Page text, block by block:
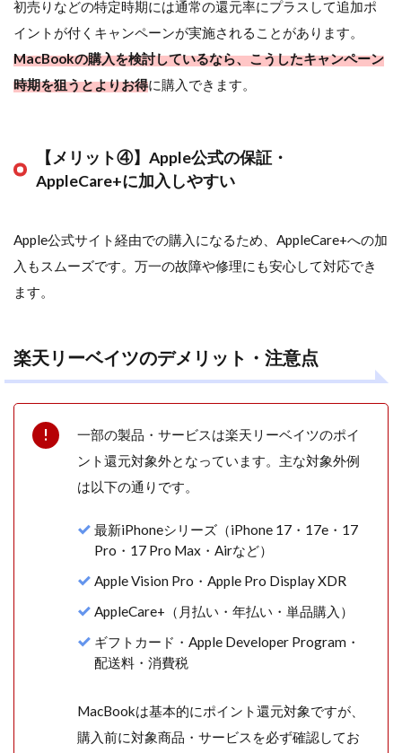
初売りなどの特定時期には通常の還元率にプラスして追加ポ
イントが付くキャンペーンが実施されることがあります。
MacBookの購入を検討しているなら、こうしたキャンペーン
時期を狙うとよりお得に購入できます。
【メリット④】Apple公式の保証・
AppleCare+に加入しやすい
Apple公式サイト経由での購入になるため、AppleCare+への加
入もスムーズです。万一の故障や修理にも安心して対応でき
ます。
楽天リーベイツのデメリット・注意点
一部の製品・サービスは楽天リーベイツのポイ
ント還元対象外となっています。主な対象外例
は以下の通りです。
最新iPhoneシリーズ（iPhone 17・17e・17
Pro・17 Pro Max・Airなど）
Apple Vision Pro・Apple Pro Display XDR
AppleCare+（月払い・年払い・単品購入）
ギフトカード・Apple Developer Program・
配送料・消費税
MacBookは基本的にポイント還元対象ですが、
購入前に対象商品・サービスを必ず確認してお